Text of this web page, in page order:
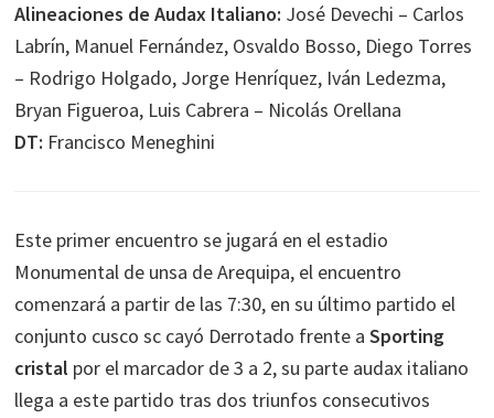
Alineaciones de Audax Italiano: José Devechi – Carlos
Labrín, Manuel Fernández, Osvaldo Bosso, Diego Torres
– Rodrigo Holgado, Jorge Henríquez, Iván Ledezma,
Bryan Figueroa, Luis Cabrera – Nicolás Orellana
DT: Francisco Meneghini
Este primer encuentro se jugará en el estadio
Monumental de unsa de Arequipa, el encuentro
comenzará a partir de las 7:30, en su último partido el
conjunto cusco sc cayó Derrotado frente aSporting
cristal por el marcador de 3 a 2, su parte audax italiano
llega a este partido tras dos triunfos consecutivos